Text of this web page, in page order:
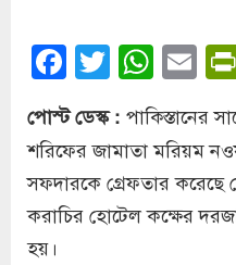
Facebook
Twitter
পোস্ট ডেস্ক : পাকিস্তানের
শরিফের জামাতা মরিয়ম
সফদারকে গ্রেফতার
করাচির হোটেল কক্ষের
হয়।